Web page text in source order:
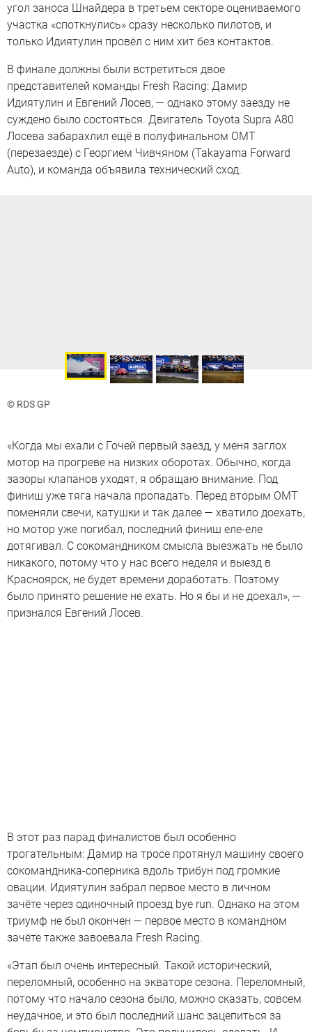
угол заноса Шнайдера в третьем секторе оцениваемого
участка «споткнулись» сразу несколько пилотов, и
только Идиятулин провёл с ним хит без контактов.
В финале должны были встретиться двое
представителей команды Fresh Racing: Дамир
Идиятулин и Евгений Лосев, — однако этому заезду не
суждено было состояться. Двигатель Toyota Supra A80
Лосева забарахлил ещё в полуфинальном ОМТ
(перезаезде) с Георгием Чивчяном (Takayama Forward
Auto), и команда объявила технический сход.
© RDS GP
«Когда мы ехали с Гочей первый заезд, у меня заглох
мотор на прогреве на низких оборотах. Обычно, когда
зазоры клапанов уходят, я обращаю внимание. Под
финиш уже тяга начала пропадать. Перед вторым ОМТ
поменяли свечи, катушки и так далее — хватило доехать,
но мотор уже погибал, последний финиш еле-еле
дотягивал. С сокомандником смысла выезжать не было
никакого, потому что у нас всего неделя и выезд в
Красноярск, не будет времени доработать. Поэтому
было принято решение не ехать. Но я бы и не доехал», —
признался Евгений Лосев.
В этот раз парад финалистов был особенно
трогательным: Дамир на тросе протянул машину своего
сокомандника-соперника вдоль трибун под громкие
овации. Идиятулин забрал первое место в личном
зачёте через одиночный проезд bye run. Однако на этом
триумф не был окончен — первое место в командном
зачёте также завоевала Fresh Racing.
«Этап был очень интересный. Такой исторический,
переломный, особенно на экваторе сезона. Переломный,
потому что начало сезона было, можно сказать, совсем
неудачное, и это был последний шанс зацепиться за